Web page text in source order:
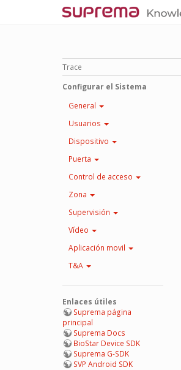
Trace
Configurar el Sistema
General
Usuarios
Dispositivo
Puerta
Control de acceso
Zona
Supervisión
Vídeo
Aplicación movil
T&A
Enlaces útiles
Suprema página
principal
Suprema Docs
BioStar Device SDK
Suprema G-SDK
SVP Android SDK